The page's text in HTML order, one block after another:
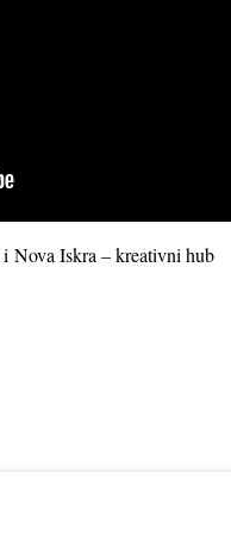
i Nova Iskra – kreativni hub